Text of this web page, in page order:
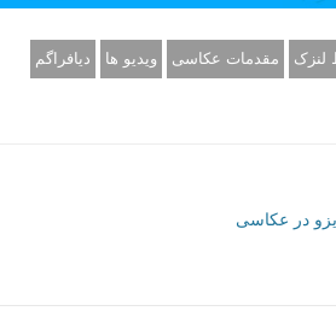
لنزک مقدمات عکاسی ویدیو ها دیافراگم
در عکاسی